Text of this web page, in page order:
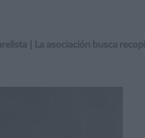
| La asociación busca